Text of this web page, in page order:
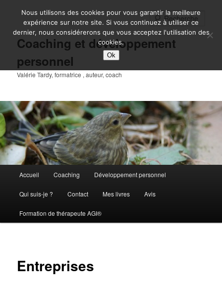
principalCoaching et développement
personnel
Valérie Tardy, formatrice , auteur, coach
principal
Accueil Coaching Développement personnel
Qui suis-je ? Contact Mes livres Avis
Formation de thérapeute AGI®
Entreprises
Nous utilisons des cookies pour vous garantir la meilleure
expérience sur notre site. Si vous continuez à utiliser ce
dernier, nous considérerons que vous acceptez l'utilisation des
cookies.
Ok